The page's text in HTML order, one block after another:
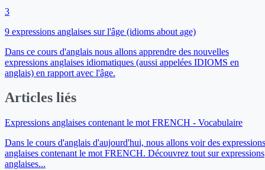
3
9 expressions anglaises sur l'âge (idioms about age)
Dans ce cours d'anglais nous allons apprendre des nouvelles
expressions anglaises idiomatiques (aussi appelées IDIOMS en
anglais) en rapport avec l'âge.
Articles liés
Expressions anglaises contenant le mot FRENCH - Vocabulaire
Dans le cours d'anglais d'aujourd'hui, nous allons voir des expressions
anglaises contenant le mot FRENCH. Découvrez tout sur expressions
anglaises...